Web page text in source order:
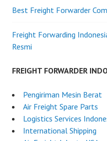
Best Freight Forwarder
Freight Forwarding
Resmi
FREIGHT FORWARDER
Pengiriman Mesin Berat
Air Freight Spare Parts
Logistics Services
International Shipping